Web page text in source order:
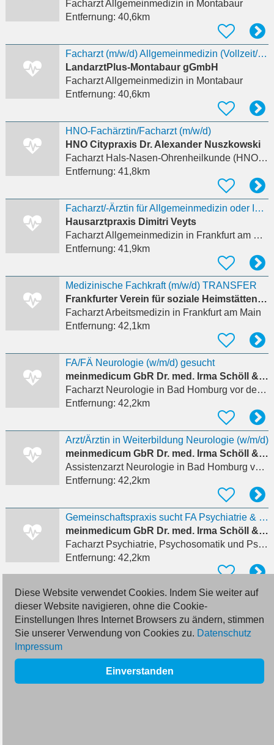
Facharzt Allgemeinmedizin in Montabaur
Entfernung: 40,6km
Facharzt (m/w/d) Allgemeinmedizin (Vollzeit/Teilzeit)
LandarztPlus-Montabaur gGmbH
Facharzt Allgemeinmedizin in Montabaur
Entfernung: 40,6km
HNO-Fachärztin/Facharzt (m/w/d)
HNO Citypraxis Dr. Alexander Nuszkowski
Facharzt Hals-Nasen-Ohrenheilkunde (HNO)in
Entfernung: 41,8km
Facharzt/-Ärztin für Allgemeinmedizin oder Innere Medizin (m/w/d)
Hausarztpraxis Dimitri Veyts
Facharzt Allgemeinmedizin in Frankfurt am Main
Entfernung: 41,9km
Medizinische Fachkraft (m/w/d) TRANSFER
Frankfurter Verein für soziale Heimstätten e. V.
Facharzt Arbeitsmedizin in Frankfurt am Main
Entfernung: 42,1km
FA/FÄ Neurologie (w/m/d) gesucht
meinmedicum GbR Dr. med. Irma Schöll & Dr. Elvira Steidl
Facharzt Neurologiein Bad Homburg vor der Höhe
Entfernung: 42,2km
Arzt/Ärztin in Weiterbildung Neurologie (w/m/d)
meinmedicum GbR Dr. med. Irma Schöll & Dr. Elvira Steidl
Assistenzarzt Neurologiein Bad Homburg vor der Höhe
Entfernung: 42,2km
Gemeinschaftspraxis sucht FA Psychiatrie & Psychotherapie (w/m/d)
meinmedicum GbR Dr. med. Irma Schöll & Dr. Elvira Steidl
Facharzt Psychiatrie, Psychosomatik und Psychotherapie
Entfernung: 42,2km
FA/FÄ Physikalische & Rehabilitative Medizin (w/m/d)
Facharzt Physikalische und Rehabilitative Medizin
Entfernung:42,2km
Oberarzt (m/w/d) Gefäßchirurgie
Bbasis E.v. Am Gemeinschaftsklinikum Mittelrhein
Diese Website verwendet Cookies. Indem Sie weiter auf
dieser Website navigieren, ohne die Cookie-
Einstellungen Ihres Internet Browsers zu ändern, stimmen
Sie unserer Verwendung von Cookies zu. Datenschutz
Impressum
Einverstanden